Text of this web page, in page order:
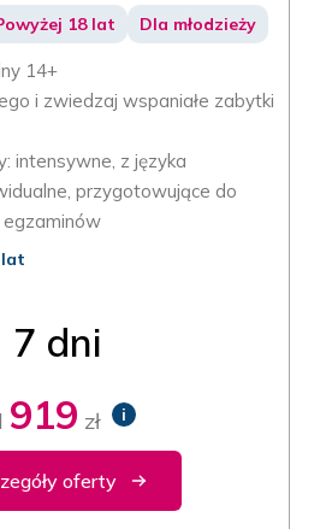
18 lat Dla młodzieży
14+
i zwiedzaj wspaniałe zabytki
intensywne, z języka
przygotowujące do
lat
7 dni
919 zł i
oferty